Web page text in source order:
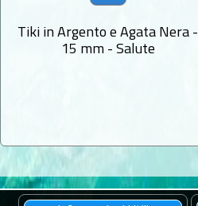
Tiki in Argento e Agata Nera -
15 mm - Salute